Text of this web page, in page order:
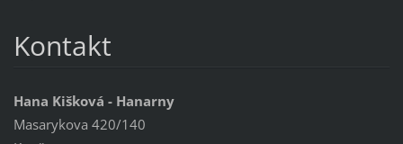
Kontakt
Hana Kišková - Hanarny
Masarykova 420/140